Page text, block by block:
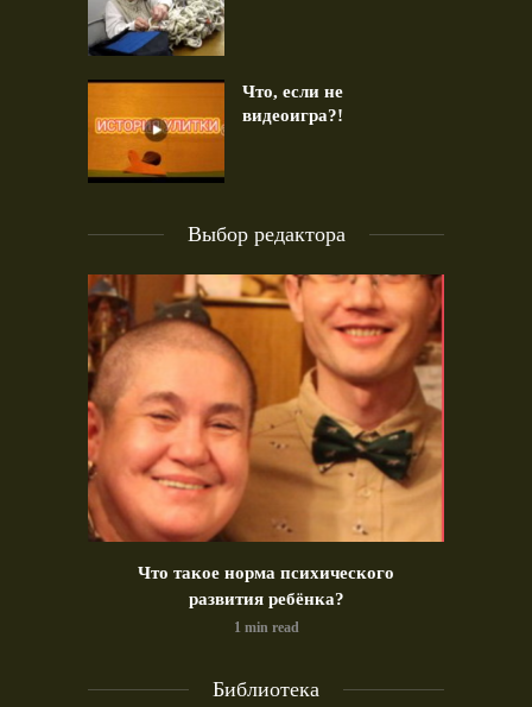
Что, если не
видеоигра?!
Выбор редактора
Что такое норма психического
развития ребёнка?
1 min read
Библиотека